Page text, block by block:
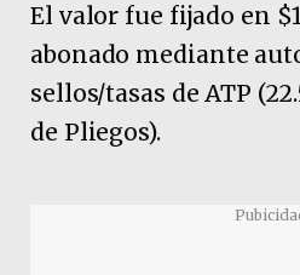
El valor fue fijado en
abonado mediante
sellos/tasas de ATP
de Pliegos).